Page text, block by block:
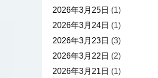
2026年3月25日 (1)
2026年3月24日 (1)
2026年3月23日 (3)
2026年3月22日 (2)
2026年3月21日 (1)